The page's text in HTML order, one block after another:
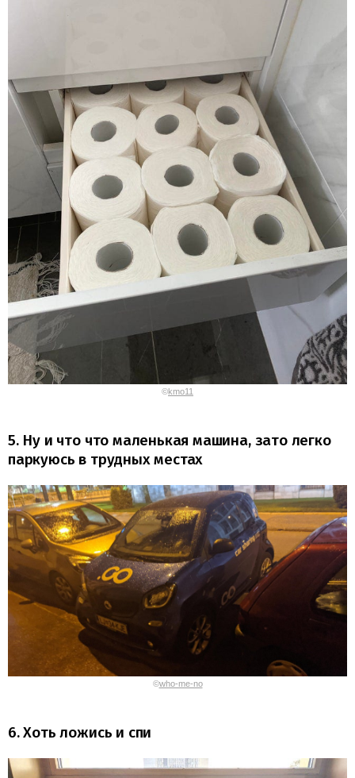
©kmo11
5. Ну и что что маленькая машина, зато легко
паркуюсь в трудных местах
©who-me-no
6. Хоть ложись и спи